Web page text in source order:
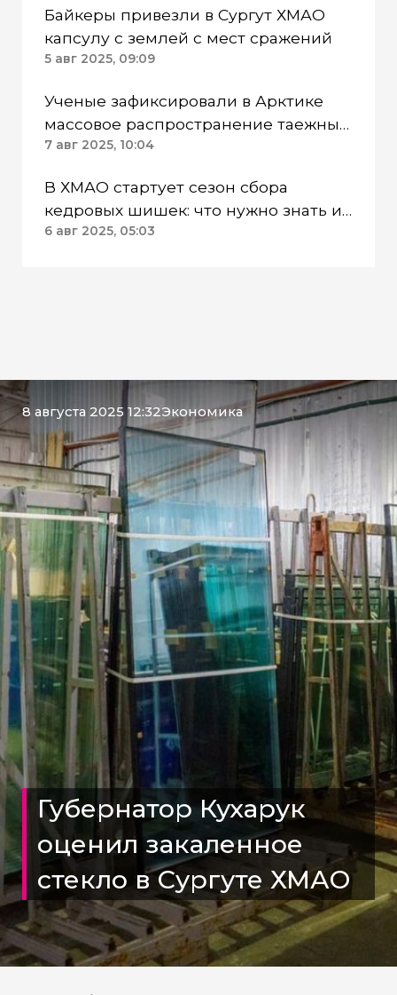
Байкеры привезли в Сургут ХМАО
капсулу с землей с мест сражений
5 авг 2025, 09:09
Ученые зафиксировали в Арктике
массовое распространение таежных
видов животных
7 авг 2025, 10:04
В ХМАО стартует сезон сбора
кедровых шишек: что нужно знать и
как избежать штрафов
6 авг 2025, 05:03
8 августа 2025 12:32Экономика
Губернатор Кухарук
оценил закаленное
стекло в Сургуте ХМАО